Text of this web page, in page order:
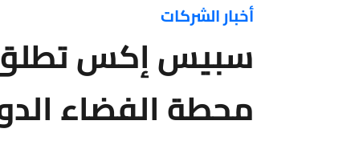
أخبار الشركات
محطة الفضاء